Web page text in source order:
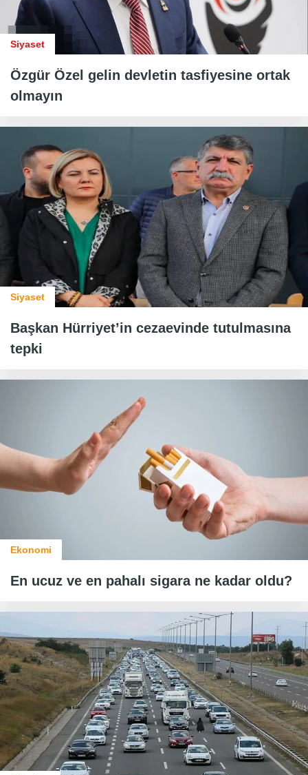
Siyaset
Özgür Özel gelin devletin tasfiyesine ortak
olmayın
Siyaset
Başkan Hürriyet’in cezaevinde tutulmasına
tepki
Ekonomi
En ucuz ve en pahalı sigara ne kadar oldu?